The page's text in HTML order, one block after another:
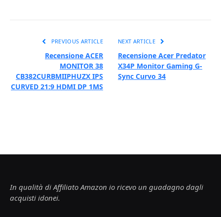
PREVIOUS ARTICLE
Recensione ACER
MONITOR 38
CB382CURBMIIPHUZX IPS
CURVED 21:9 HDMI DP 1MS
NEXT ARTICLE
Recensione Acer Predator
X34P Monitor Gaming G-
Sync Curvo 34
In qualità di Affiliato Amazon io ricevo un guadagno dagli
acquisti idonei.